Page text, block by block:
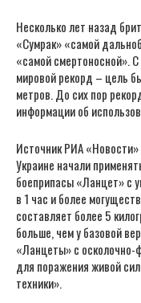
Несколько лет назад
«Сумрак» «самой
«самой смертоносной».
мировой рекорд – цель
метров. До сих пор
информации об
Источник РИА «Новости»
Украине начали
боеприпасы «Ланцет» с
в 1 час и более
составляет более 5
больше, чем у базовой
«Ланцеты» с осколочно-
для поражения живой
техники».